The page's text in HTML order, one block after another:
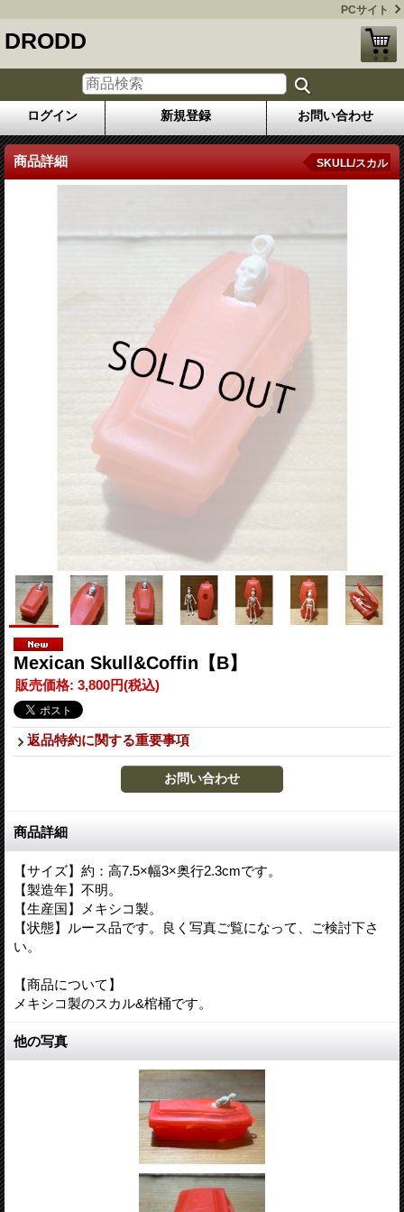
PCサイト
DRODD
ログイン 新規登録 お問い合わせ
商品詳細 SKULL/スカル
Mexican Skull&Coffin【B】
販売価格: 3,800円(税込)
返品特約に関する重要事項
商品詳細
【サイズ】約：高7.5×幅3×奥行2.3cmです。
【製造年】不明。
【生産国】メキシコ製。
【状態】ルース品です。良く写真ご覧になって、ご検討下さ
い。
【商品について】
メキシコ製のスカル&棺桶です。
他の写真